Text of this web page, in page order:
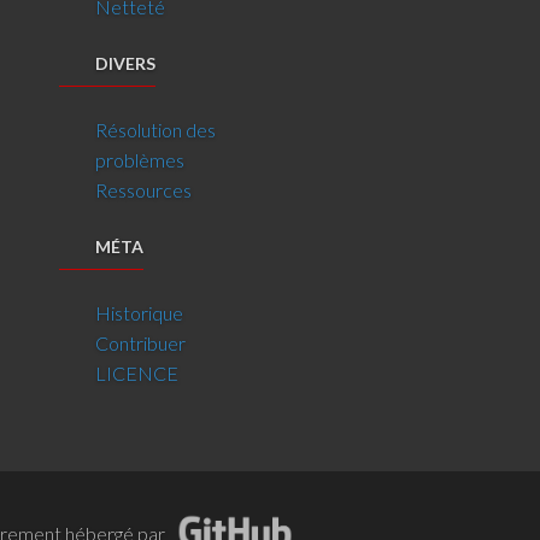
Netteté
DIVERS
Résolution des
problèmes
Ressources
MÉTA
Historique
Contribuer
LICENCE
hébergé par